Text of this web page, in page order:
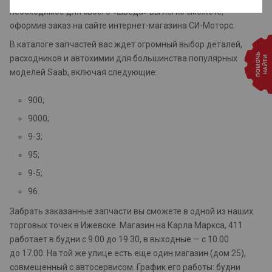
необходимое для своего «шведа» вы легко сможете,
оформив заказ на сайте интернет-магазина СИ-Моторс.
В каталоге запчастей вас ждет огромный выбор деталей,
расходников и автохимии для большинства популярных
моделей Saab, включая следующие:
900;
9000;
9-3;
95;
9-5;
96.
Забрать заказанные запчасти вы сможете в одной из наших
торговых точек в Ижевске. Магазин на Карла Маркса, 411
работает в будни с 9.00 до 19.30, в выходные — с 10.00
до 17.00. На той же улице есть еще один магазин (дом 25),
совмещенный с автосервисом. График его работы: будни